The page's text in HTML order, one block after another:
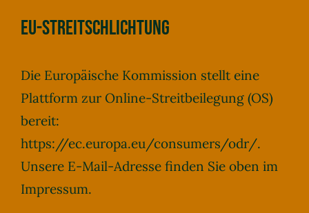
EU-Streitschlichtung
Die Europäische Kommission stellt eine
Plattform zur Online-Streitbeilegung (OS)
bereit:
https://ec.europa.eu/consumers/odr/.
Unsere E-Mail-Adresse finden Sie oben im
Impressum.